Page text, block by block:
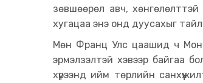
зөвшөөрөл авч, хөнгөлөлттэй
хугацаа энэ онд дуусахыг
Мөн Франц Улс цаашид ч
эрмэлзэлтэй хэвээр байгаа
хүрээнд ийм төрлийн